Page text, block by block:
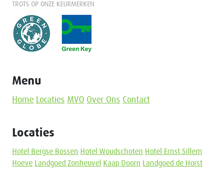
TROTS OP ONZE KEURMERKEN
Menu
Home Locaties MVO Over Ons Contact
Locaties
Hotel Bergse Bossen Hotel Woudschoten Hotel Ernst Sillem
Hoeve
Landgoed Zonheuvel Kaap Doorn
Landgoed de Horst